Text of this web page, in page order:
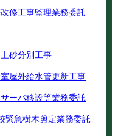
修工事監理業務委託
砂分別工事
屋外給水管更新工事
ーバ移設等業務委託
緊急樹木剪定業務委託